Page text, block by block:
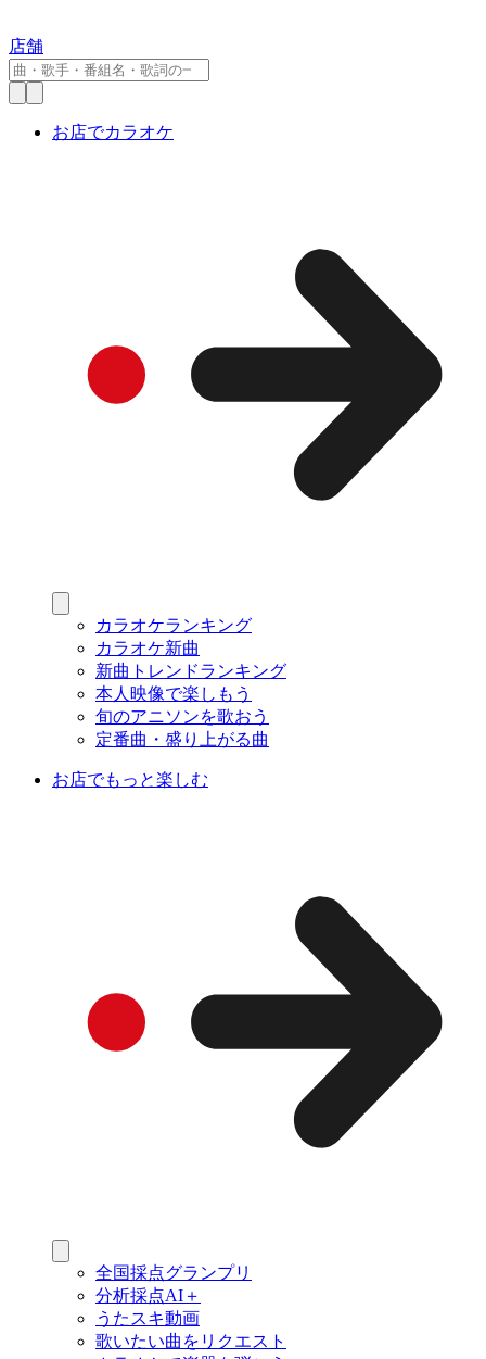
店舗
お店でカラオケ
カラオケランキング
カラオケ新曲
新曲トレンドランキング
本人映像で楽しもう
旬のアニソンを歌おう
定番曲・盛り上がる曲
お店でもっと楽しむ
全国採点グランプリ
分析採点AI＋
うたスキ動画
歌いたい曲をリクエスト